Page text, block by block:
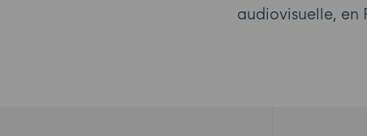
audiovisuelle, en